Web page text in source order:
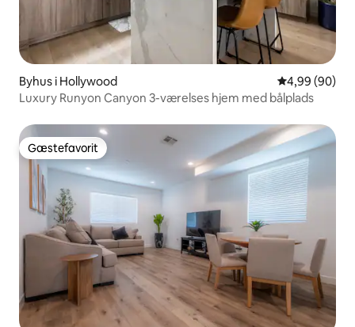
Byhus i Hollywood 4,99 ud af 5 i
4,99 (90)
Luxury Runyon Canyon 3-værelses hjem med bålplads
Gæstefavorit
Gæstefavorit